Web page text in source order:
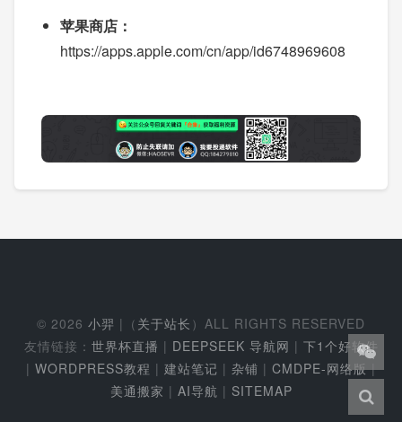
苹果商店：
https://apps.apple.com/cn/app/id6748969608
© 2026 小羿 |（ 关于站长 ）ALL RIGHTS RESERVED
友情链接： 世界杯直播 | DEEPSEEK 导航网 | 下1个好软件
| WORDPRESS教程 | 建站笔记 | 杂铺 | CMDPE-网络版|
美通搬家 | AI导航 | SITEMAP